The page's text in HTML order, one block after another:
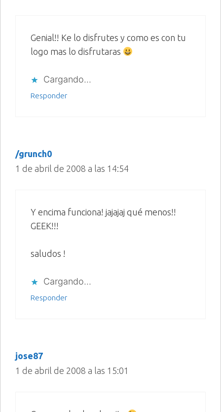
Genial!! Ke lo disfrutes y como es con tu
logo mas lo disfrutaras
Cargando...
Responder
/grunch0
1 de abril de 2008 a las 14:54
Y encima funciona! jajajaj qué menos!!
GEEK!!!
saludos !
Cargando...
Responder
jose87
1 de abril de 2008 a las 15:01